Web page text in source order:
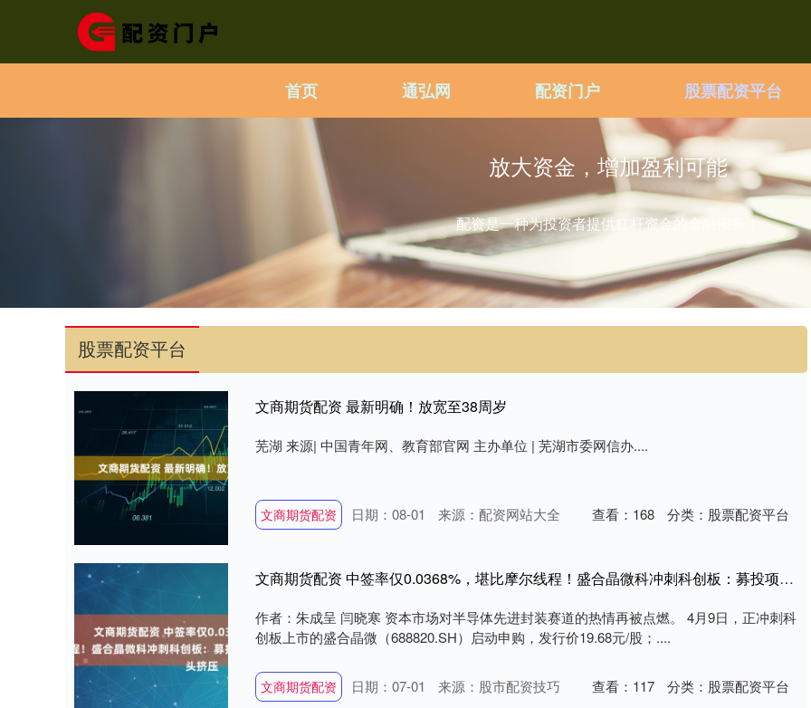
首页 通弘网 配资门户 股票配资平台
放大资金，增加盈利可能
配资是一种为投资者提供杠杆资金的金融服务！
股票配资平台
文商期货配资 最新明确！放宽至38周岁
芜湖 来源| 中国青年网、教育部官网 主办单位 | 芜湖市委网信办....
文商期货配资 日期：08-01 来源：配资网站大全 查看： 168 分类： 股票配资平台
文商期货配资 中签率仅0.0368%，堪比摩尔线程！盛合晶微科冲刺科创板：募投项目产能或遭巨头挤压
作者：朱成呈 闫晓寒 资本市场对半导体先进封装赛道的热情再被点燃。 4月9日，正冲刺科
创板上市的盛合晶微（688820.SH）启动申购，发行价19.68元/股；....
文商期货配资 日期：07-01 来源：股市配资技巧 查看： 117 分类： 股票配资平台